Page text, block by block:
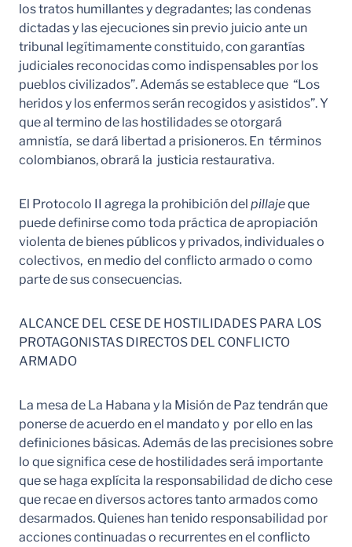
los tratos humillantes y degradantes; las condenas
dictadas y las ejecuciones sin previo juicio ante un
tribunal legítimamente constituido, con garantías
judiciales reconocidas como indispensables por los
pueblos civilizados”. Además se establece que “Los
heridos y los enfermos serán recogidos y asistidos”. Y
que al termino de las hostilidades se otorgará
amnistía, se dará libertad a prisioneros. En términos
colombianos, obrará la justicia restaurativa.
El Protocolo II agrega la prohibición del pillajeque
puede definirse como toda práctica de apropiación
violenta de bienes públicos y privados, individuales o
colectivos, en medio del conflicto armado o como
parte de sus consecuencias.
ALCANCE DEL CESE DE HOSTILIDADES PARA LOS
PROTAGONISTAS DIRECTOS DEL CONFLICTO
ARMADO
La mesa de La Habana y la Misión de Paz tendrán que
ponerse de acuerdo en el mandato y por ello en las
definiciones básicas. Además de las precisiones sobre
lo que significa cese de hostilidades será importante
que se haga explícita la responsabilidad de dicho cese
que recae en diversos actores tanto armados como
desarmados. Quienes han tenido responsabilidad por
acciones continuadas o recurrentes en el conflicto